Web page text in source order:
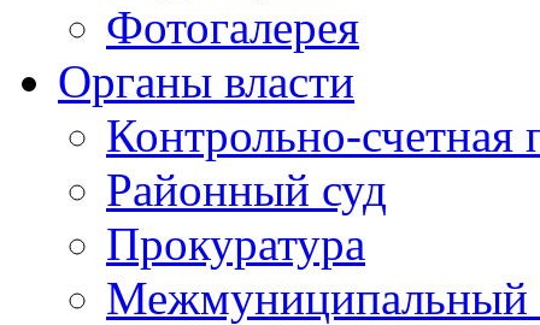
Фотогалерея
Органы власти
Контрольно-счетная
Районный суд
Прокуратура
Межмуниципальный